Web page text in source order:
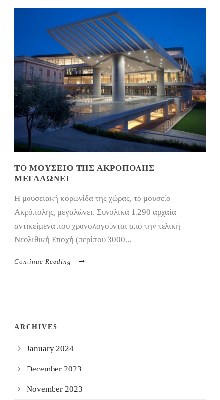
ΤΟ ΜΟΥΣΕΊΟ ΤΗΣ ΑΚΡΌΠΟΛΗΣ
ΜΕΓΑΛΏΝΕΙ
Η μουσειακή κορωνίδα της χώρας, το μουσείο
Ακρόπολης, μεγαλώνει. Συνολικά 1.290 αρχαία
αντικείμενα που χρονολογούνται από την τελική
Νεολιθική Εποχή (περίπου 3000...
Continue Reading
ARCHIVES
January 2024
December 2023
November 2023